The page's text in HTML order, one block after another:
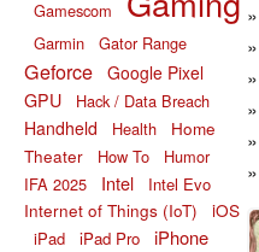
Gamescom
Garmin Gator Range
Geforce Google Pixel
GPU
Hack / Data Breach
Handheld Health
Home
Theater
How To
Humor
IFA 2025
Intel Intel Evo
Internet of Things (IoT) iOS
iPad iPad Pro iPhone
»
»
»
»
»
»